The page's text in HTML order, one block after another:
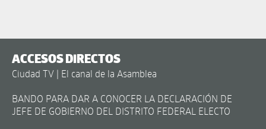
ACCESOS DIRECTOS
Ciudad TV | El canal de la Asamblea
BANDO PARA DAR A CONOCER LA DECLARACIÓN DE
JEFE DE GOBIERNO DEL DISTRITO FEDERAL ELECTO